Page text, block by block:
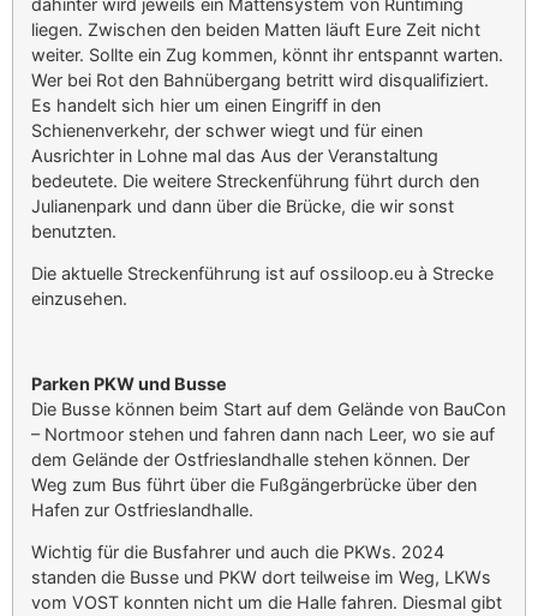
liegen. Zwischen den beiden Matten läuft Eure Zeit nicht
weiter. Sollte ein Zug kommen, könnt ihr entspannt warten.
Wer bei Rot den Bahnübergang betritt wird disqualifiziert.
Es handelt sich hier um einen Eingriff in den
Schienenverkehr, der schwer wiegt und für einen
Ausrichter in Lohne mal das Aus der Veranstaltung
bedeutete. Die weitere Streckenführung führt durch den
Julianenpark und dann über die Brücke, die wir sonst
benutzten.
Die aktuelle Streckenführung ist auf ossiloop.eu à Strecke
einzusehen.
Parken PKW und Busse
Die Busse können beim Start auf dem Gelände von BauCon
– Nortmoor stehen und fahren dann nach Leer, wo sie auf
dem Gelände der Ostfrieslandhalle stehen können. Der
Weg zum Bus führt über die Fußgängerbrücke über den
Hafen zur Ostfrieslandhalle.
Wichtig für die Busfahrer und auch die PKWs. 2024
standen die Busse und PKW dort teilweise im Weg, LKWs
vom VOST konnten nicht um die Halle fahren. Diesmal gibt